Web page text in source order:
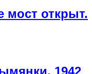
мост открыт.